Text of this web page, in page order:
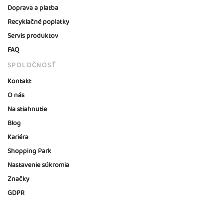
Doprava a platba
Recyklačné poplatky
Servis produktov
FAQ
SPOLOČNOSŤ
Kontakt
O nás
Na stiahnutie
Blog
Kariéra
Shopping Park
Nastavenie súkromia
Značky
GDPR